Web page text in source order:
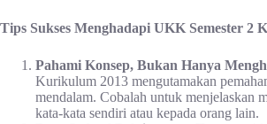
Tips Sukses Menghadapi UKK Semester 2
Pahami Konsep, Bukan Hanya
Kurikulum 2013 mengutamakan
mendalam. Cobalah untuk menjelaskan
kata-kata sendiri atau kepada orang lain.